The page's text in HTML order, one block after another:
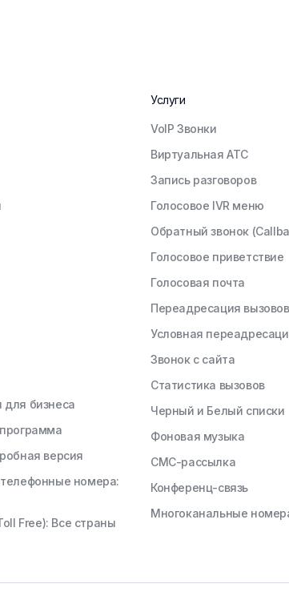
бизнеса
версия
номера:
Free): Все страны
Услуги
VoIP Звонки
Виртуальная АТС
Запись разговоров
Голосовое IVR меню
Обратный звонок
Голосовое приветствие
Голосовая почта
Переадресация вызовов
Условная
Звонок с сайта
Статистика вызовов
Черный и Белый списки
Фоновая музыка
СМС-рассылка
Конференц-связь
Многоканальные